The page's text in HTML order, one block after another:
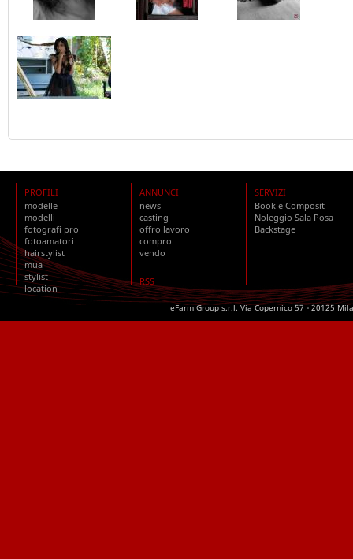
PROFILI
modelle
modelli
fotografi pro
fotoamatori
hairstylist
mua
stylist
location
ANNUNCI
news
casting
offro lavoro
compro
vendo
RSS
SERVIZI
Book e Composit
Noleggio Sala Posa
Backstage
eFarm Group s.r.l. Via Copernico 57 - 20125